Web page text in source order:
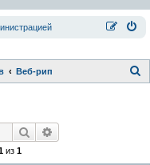
Веб-рип
Поиск
из 1